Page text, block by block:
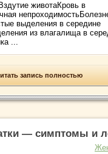
животаКровь в
выделения в середине
из влагалища в
...
запись полностью
— симптомы и